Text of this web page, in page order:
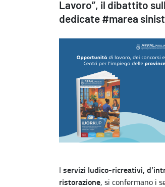
Lavoro”, il dibattito
dedicate #marea
I servizi ludico-ricreativi,
ristorazione, si confermano i